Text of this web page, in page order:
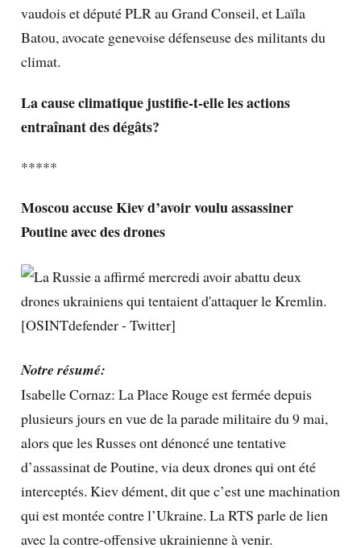
vaudois et député PLR au Grand Conseil, et Laïla
Batou, avocate genevoise défenseuse des militants du
climat.
La cause climatique justifie-t-elle les actions
entraînant des dégâts?
*****
Moscou accuse Kiev d’avoir voulu assassiner
Poutine avec des drones
Notre résumé:
Isabelle Cornaz: La Place Rouge est fermée depuis
plusieurs jours en vue de la parade militaire du 9 mai,
alors que les Russes ont dénoncé une tentative
d’assassinat de Poutine, via deux drones qui ont été
interceptés. Kiev dément, dit que c’est une machination
qui est montée contre l’Ukraine. La RTS parle de lien
avec la contre-offensive ukrainienne à venir.